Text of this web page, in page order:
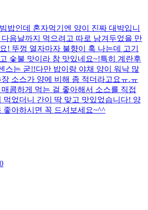
밥인데 혼자먹기엔 양이 진짜 대박입니
음날까지 먹으려고 따로 남겨두었을 만
! 뚜껑 열자마자 불향이 훅 나는데 고기
숯불 맛이라 참 맛있네요~!특히 계란후
스는 굳!! ​다만 밥이랑 야채 양이 워낙 많
소스가 양에 비해 좀 적더라고요ㅠ.ㅠ
콤하게 먹는 걸 좋아해서 소스를 직접
먹었더니 간이 딱 맞고 맛있었습니다! 양
좋아하시면 꼭 드셔보세요~^^